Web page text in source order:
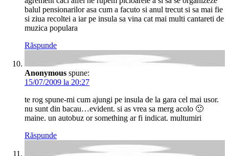
balul pensionarilor asa cum a facuto si anul trecut si sa mai fie
si ziua recoltei a iar pe insula sa vina cat mai multi cantareti de
muzica populara
Răspunde
Anonymous spune:
15/07/2009 la 20:27
te rog spune-mi cum ajungi pe insula de la gara cel mai usor.
nu sunt din bacau…evident. si as vrea sa merg acolo 🙂
maine. un autobuz or something ar fi indicat. multumiri
Răspunde